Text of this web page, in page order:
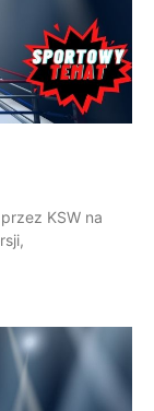
KSW na